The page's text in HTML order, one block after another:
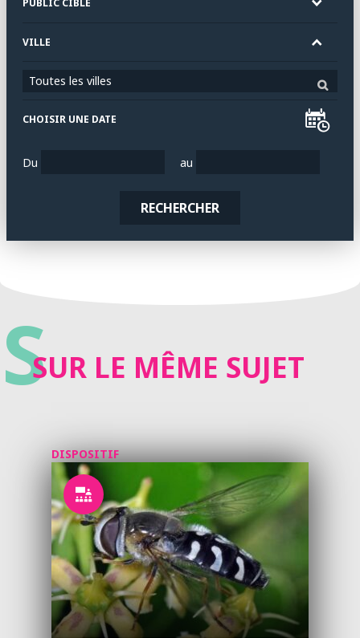
PUBLIC CIBLE
VILLE
Toutes les villes
CHOISIR UNE DATE
Du au
RECHERCHER
SSUR LE MÊME SUJET
DISPOSITIF